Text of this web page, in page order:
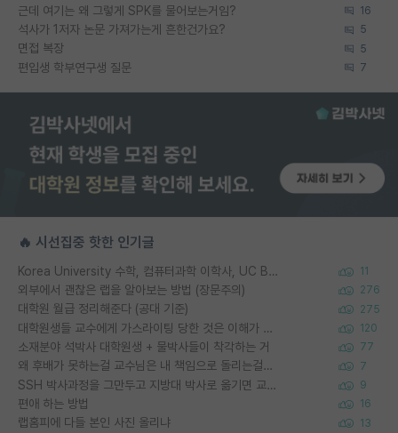
근데 여기는 왜 그렇게 SPK를 물어보는거임? 16
석사가 1저자 논문 가져가는게 흔한건가요? 5
면접 복장 5
편입생 학부연구생 질문 7
🔥 시선집중 핫한 인기글
Korea University 수학, 컴퓨터과학 이학사, UC Berkeley 산업공학 대학원 공학박사가 되는 것은 쉽지 않겠죠? 11
외부에서 괜찮은 랩을 알아보는 방법 (장문주의) 276
대학원 월급 정리해준다 (공대 기준) 275
대학원생들 교수에게 가스라이팅 당한 것은 이해가 갑니다. 안타깝네요. 120
소재분야 석박사 대학원생 + 물박사들이 착각하는 거 77
왜 후배가 못하는걸 교수님은 내 책임으로 돌리는걸까요? 7
SSH 박사과정을 그만두고 지방대 박사로 옮기면 교수의 꿈은 끝일까요? 9
편애 하는 방법 16
랩홈피에 다들 본인 사진 올리냐 13